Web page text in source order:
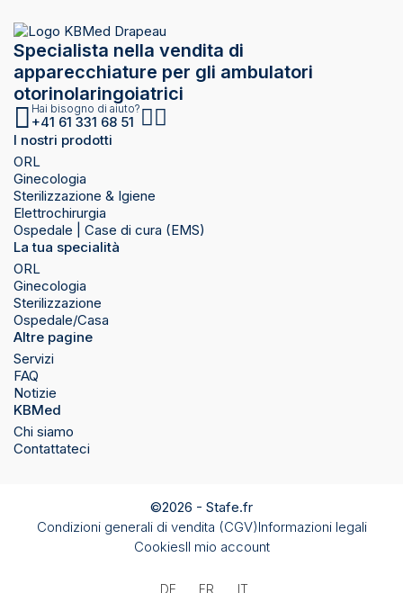
Specialista nella vendita di
apparecchiature per gli ambulatori
otorinolaringoiatrici
Hai bisogno di aiuto?
+41 61 331 68 51
I nostri prodotti
ORL
Ginecologia
Sterilizzazione & Igiene
Elettrochirurgia
Ospedale | Case di cura (EMS)
La tua specialità
ORL
Ginecologia
Sterilizzazione
Ospedale/Casa
Altre pagine
Servizi
FAQ
Notizie
KBMed
Chi siamo
Contattateci
©2026 - Stafe.fr
Condizioni generali di vendita (CGV)Informazioni legali
CookiesIl mio account
DE FR IT